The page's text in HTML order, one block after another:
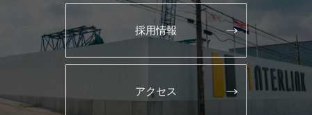
採用情報
アクセス